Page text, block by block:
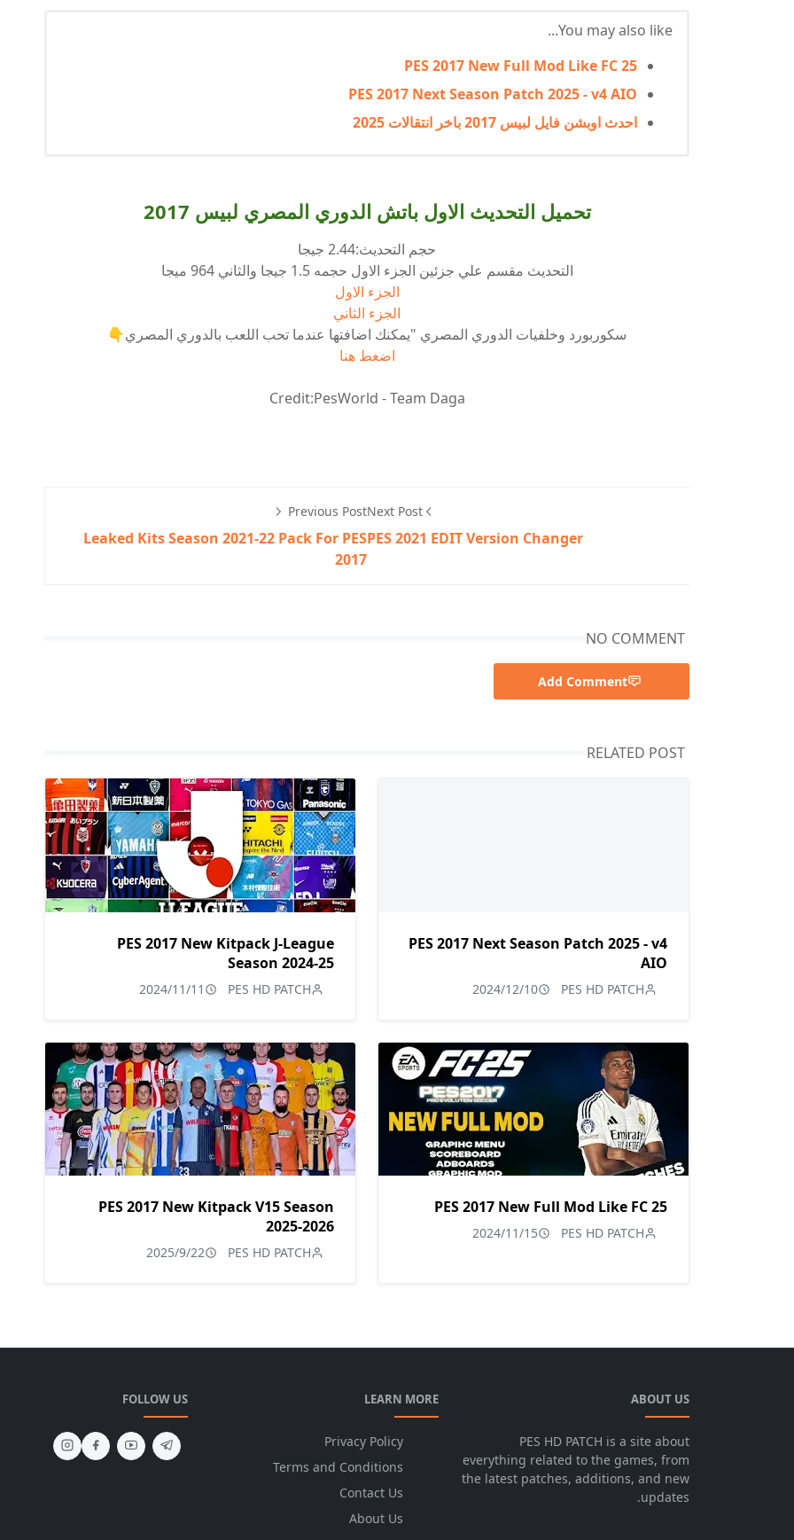
You may also like...
PES 2017 New Full Mod Like FC 25
PES 2017 Next Season Patch 2025 - v4 AIO
احدث اوبشن فايل لبيس 2017 باخر انتقالات 2025
تحميل التحديث الاول باتش الدوري المصري لبيس 2017
حجم التحديث:2.44 جيجا
التحديث مقسم علي جزئين الجزء الاول حجمه 1.5 جيجا والثاني 964 ميجا
الجزء الاول
الجزء الثاني
سكوربورد وخلفيات الدوري المصري "يمكنك اضافتها عندما تحب اللعب بالدوري المصري👇
اضغط هنا
Credit:PesWorld - Team Daga
Next Post
PES 2021 EDIT Version Changer
Previous Post
Leaked Kits Season 2021-22 Pack For PES
2017
NO COMMENT
Add Comment
RELATED POST
PES 2017 Next Season Patch 2025 - v4
AIO
PES HD PATCH
2024/12/10
PES 2017 New Kitpack J-League
Season 2024-25
PES HD PATCH
2024/11/11
PES 2017 New Full Mod Like FC 25
PES HD PATCH
2024/11/15
PES 2017 New Kitpack V15 Season
2025-2026
PES HD PATCH
2025/9/22
ABOUT US
PES HD PATCH is a site about
everything related to the games, from
the latest patches, additions, and new
updates.
LEARN MORE
Privacy Policy
Terms and Conditions
Contact Us
About Us
FOLLOW US